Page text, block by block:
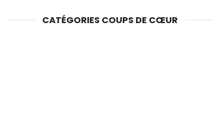
CATÉGORIES COUPS DE CŒUR